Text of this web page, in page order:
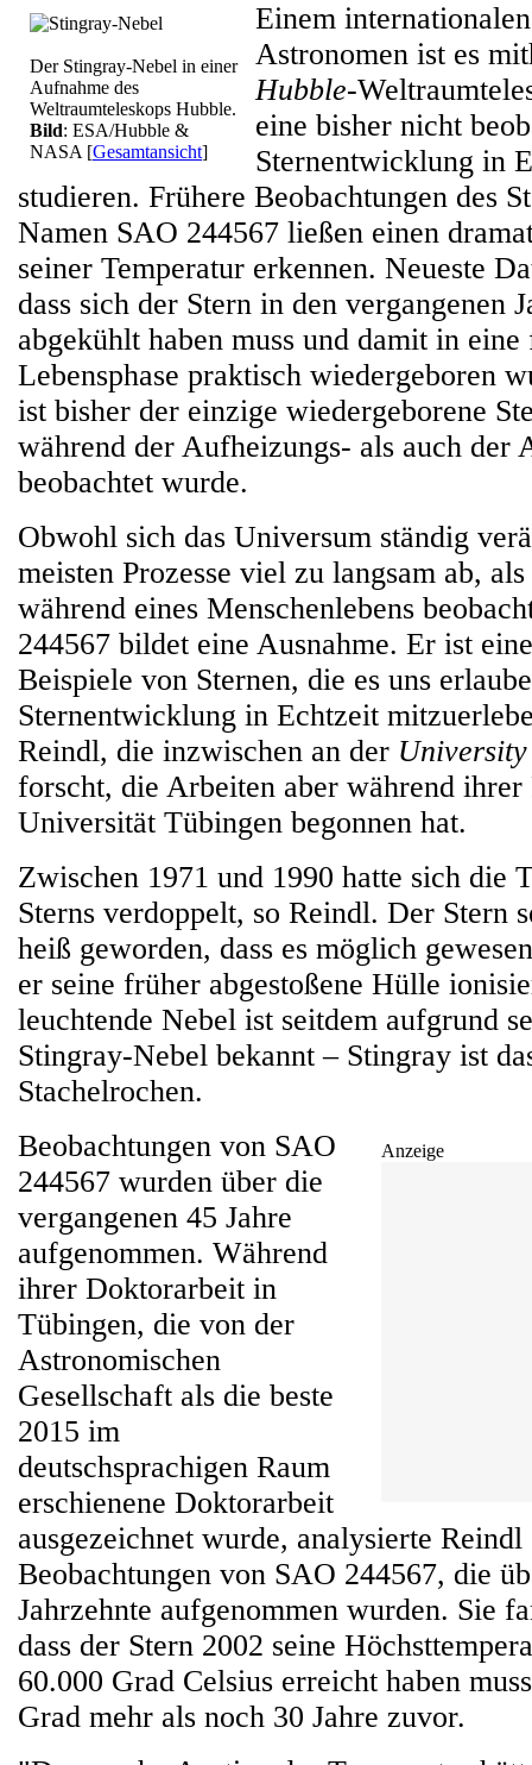
Der Stingray-Nebel in einer
Aufnahme des
Weltraumteleskops Hubble.
Bild: ESA/Hubble &
NASA [Gesamtansicht]
Einem
Astronomen ist es
Hubble-
eine bisher nicht
Sternentwicklung in
studieren. Frühere Beobachtungen des
Namen SAO 244567 ließen einen
seiner Temperatur erkennen. Neueste
dass sich der Stern in den vergangenen
abgekühlt haben muss und damit in eine
Lebensphase praktisch wiedergeboren
ist bisher der einzige wiedergeborene
während der Aufheizungs- als auch der
beobachtet wurde.
Obwohl sich das Universum ständig
meisten Prozesse viel zu langsam ab, als
während eines Menschenlebens
244567 bildet eine Ausnahme. Er ist
Beispiele von Sternen, die es uns
Sternentwicklung in Echtzeit
Reindl, die inzwischen an der
forscht, die Arbeiten aber während ihrer
Universität Tübingen begonnen hat.
Zwischen 1971 und 1990 hatte sich die
Sterns verdoppelt, so Reindl. Der Stern
heiß geworden, dass es möglich
er seine früher abgestoßene Hülle
leuchtende Nebel ist seitdem aufgrund
Stingray-Nebel bekannt – Stingray ist
Stachelrochen.
Anzeige
Beobachtungen von SAO
244567 wurden über die
vergangenen 45 Jahre
aufgenommen. Während
ihrer Doktorarbeit in
Tübingen, die von der
Astronomischen
Gesellschaft als die beste
2015 im
deutschsprachigen Raum
erschienene Doktorarbeit
ausgezeichnet wurde, analysierte
Beobachtungen von SAO 244567, die
Jahrzehnte aufgenommen wurden. Sie
dass der Stern 2002 seine
60.000 Grad Celsius erreicht haben
Grad mehr als noch 30 Jahre zuvor.